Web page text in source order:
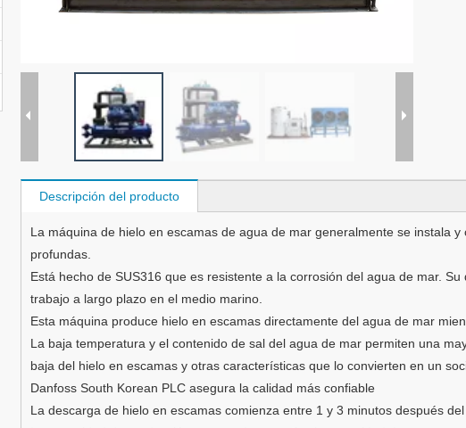
Descripción del producto
La máquina de hielo en escamas de agua de mar generalmente se instala
profundas.
Está hecho de SUS316 que es resistente a la corrosión del agua de mar.
trabajo a largo plazo en el medio marino.
Esta máquina produce hielo en escamas directamente del agua de mar
La baja temperatura y el contenido de sal del agua de mar permiten una
baja del hielo en escamas y otras características que lo convierten en un
Danfoss South Korean PLC asegura la calidad más confiable
La descarga de hielo en escamas comienza entre 1 y 3 minutos después